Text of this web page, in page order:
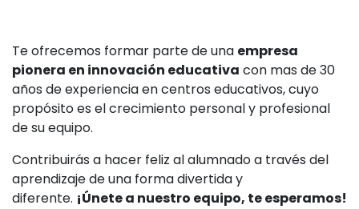
Te ofrecemos formar parte de una empresa
pionera en innovación educativa con mas de 30
años de experiencia en centros educativos, cuyo
propósito es el crecimiento personal y profesional
de su equipo.
Contribuirás a hacer feliz al alumnado a través del
aprendizaje de una forma divertida y
diferente. ¡Únete a nuestro equipo, te esperamos!